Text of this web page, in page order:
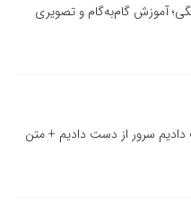
آموزش گام‌به‌گام و تصویری
سرور از دست دادیم + متن